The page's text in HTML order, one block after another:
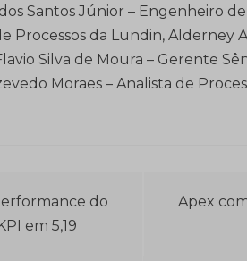
Santos Júnior – Engenheiro
Processos da Lundin, Alderney
Silva de Moura – Gerente
Moraes – Analista de
do
em 5,19
Apex